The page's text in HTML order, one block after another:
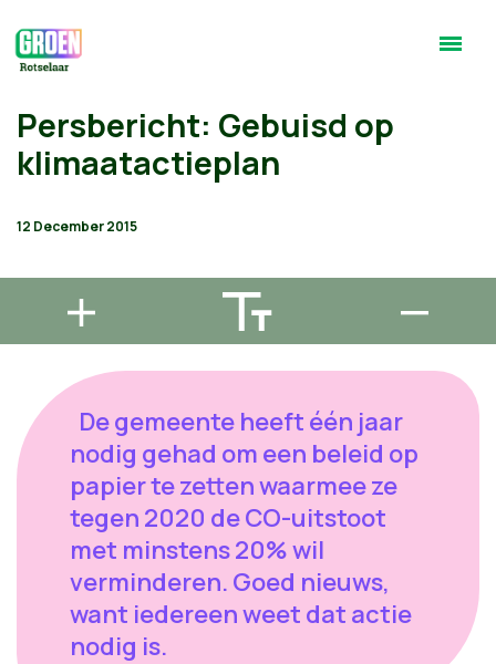
Persbericht: Gebuisd op
klimaatactieplan
12 December 2015
De gemeente heeft één jaar
nodig gehad om een beleid op
papier te zetten waarmee ze
tegen 2020 de CO-uitstoot
met minstens 20% wil
verminderen. Goed nieuws,
want iedereen weet dat actie
nodig is.